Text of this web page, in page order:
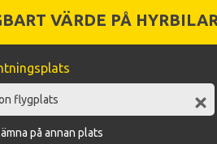
VÄRDE PÅ
på annan plats